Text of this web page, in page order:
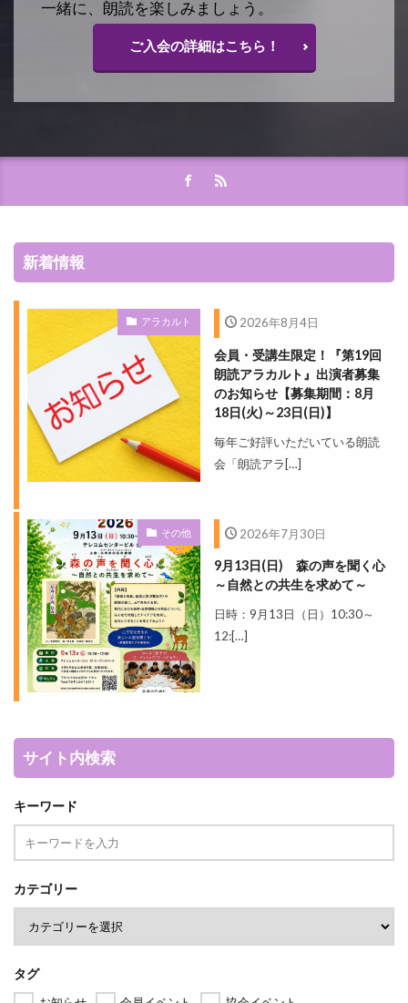
一緒に、朗読を楽しみましょう。
ご入会の詳細はこちら！
新着情報
アラカルト 2026年8月4日
会員・受講生限定！『第19回
朗読アラカルト』出演者募集
のお知らせ【募集期間：8月
18日(火)～23日(日)】
毎年ご好評いただいている朗読
会「朗読アラ[…]
その他 2026年7月30日
9月13日(日) 森の声を聞く心
～自然との共生を求めて～
日時：9月13日（日）10:30～
12:[…]
サイト内検索
キーワード
カテゴリー
タグ